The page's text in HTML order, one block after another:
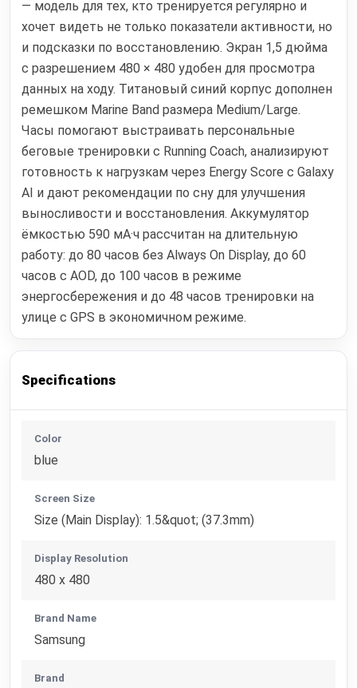
— модель для тех, кто тренируется регулярно и
хочет видеть не только показатели активности, но
и подсказки по восстановлению. Экран 1,5 дюйма
с разрешением 480 × 480 удобен для просмотра
данных на ходу. Титановый синий корпус дополнен
ремешком Marine Band размера Medium/Large.
Часы помогают выстраивать персональные
беговые тренировки с Running Coach, анализируют
готовность к нагрузкам через Energy Score с Galaxy
AI и дают рекомендации по сну для улучшения
выносливости и восстановления. Аккумулятор
ёмкостью 590 мА·ч рассчитан на длительную
работу: до 80 часов без Always On Display, до 60
часов с AOD, до 100 часов в режиме
энергосбережения и до 48 часов тренировки на
улице с GPS в экономичном режиме.
Specifications
Color
blue
Screen Size
Size (Main Display): 1.5&quot; (37.3mm)
Display Resolution
480 x 480
Brand Name
Samsung
Brand